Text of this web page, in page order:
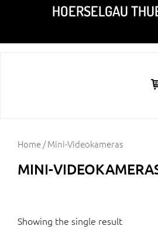
springen
HOERSELGAU
Home/ Mini-Videokameras
MINI-
Showing the single result